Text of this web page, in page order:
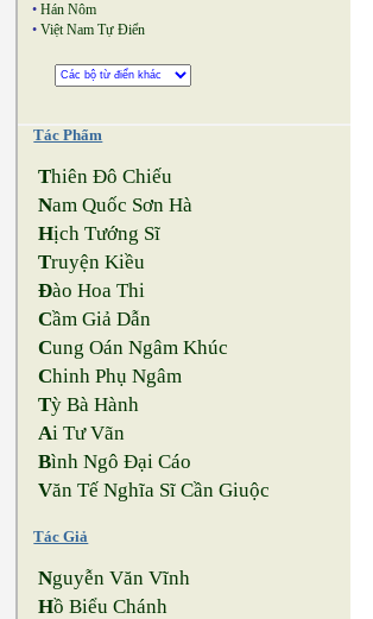
• Hán Nôm
• Việt Nam Tự Điển
Tác Phẩm
Thiên Đô Chiếu
Nam Quốc Sơn Hà
Hịch Tướng Sĩ
Truyện Kiều
Đào Hoa Thi
Cầm Giả Dẫn
Cung Oán Ngâm Khúc
Chinh Phụ Ngâm
Tỳ Bà Hành
Ai Tư Vãn
Bình Ngô Đại Cáo
Văn Tế Nghĩa Sĩ Cần Giuộc
Tác Giả
Nguyễn Văn Vĩnh
Hồ Biểu Chánh